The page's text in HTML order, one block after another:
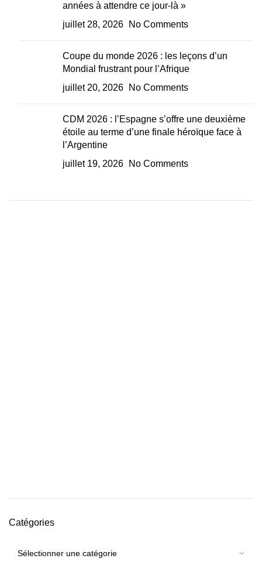
années à attendre ce jour-là »
juillet 28, 2026
No Comments
Coupe du monde 2026 : les leçons d’un
Mondial frustrant pour l’Afrique
juillet 20, 2026
No Comments
CDM 2026 : l’Espagne s’offre une deuxième
étoile au terme d’une finale héroïque face à
l’Argentine
juillet 19, 2026
No Comments
Catégories